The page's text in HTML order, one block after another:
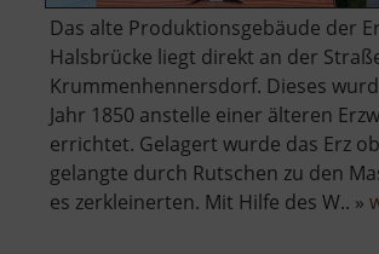
Das alte Produktionsgebäude der
Halsbrücke liegt direkt an der
Krummenhennersdorf. Dieses
Jahr 1850 anstelle einer älteren
errichtet. Gelagert wurde das Erz
gelangte durch Rutschen zu den
es zerkleinerten. Mit Hilfe des W.. »